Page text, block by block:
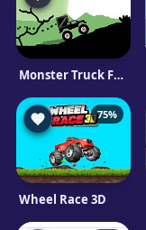
Monster Truck Forest Delivery
75%
Wheel Race 3D